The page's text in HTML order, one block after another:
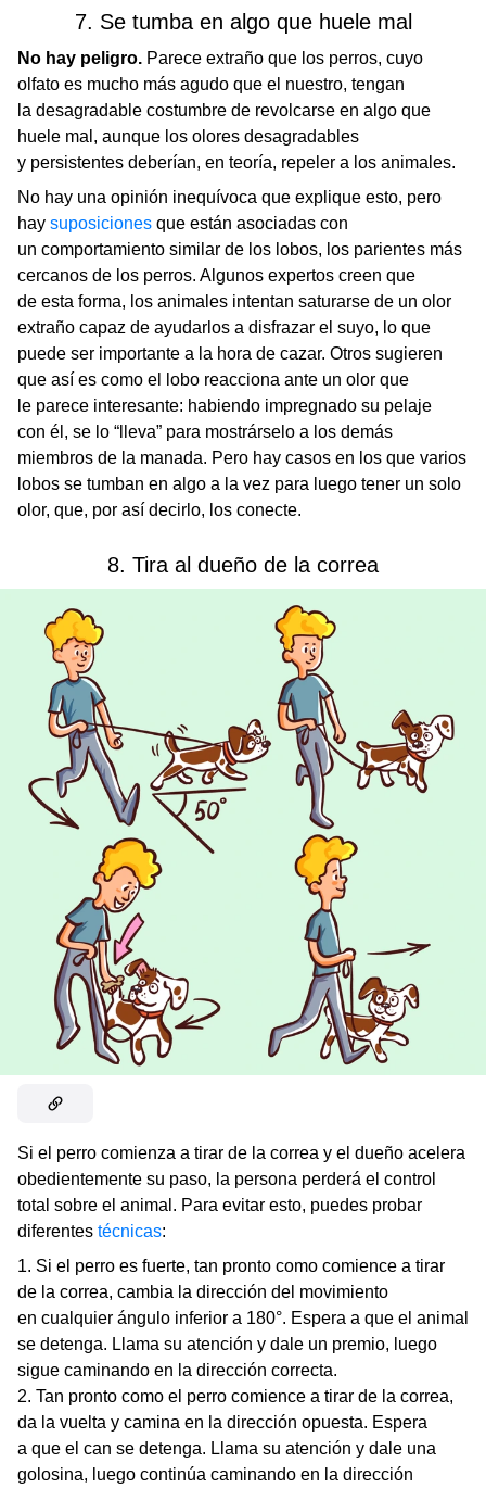
7. Se tumba en algo que huele mal
No hay peligro. Parece extraño que los perros, cuyo
olfato es mucho más agudo que el nuestro, tengan
la desagradable costumbre de revolcarse en algo que
huele mal, aunque los olores desagradables
y persistentes deberían, en teoría, repeler a los animales.
No hay una opinión inequívoca que explique esto, pero
hay suposiciones que están asociadas con
un comportamiento similar de los lobos, los parientes más
cercanos de los perros. Algunos expertos creen que
de esta forma, los animales intentan saturarse de un olor
extraño capaz de ayudarlos a disfrazar el suyo, lo que
puede ser importante a la hora de cazar. Otros sugieren
que así es como el lobo reacciona ante un olor que
le parece interesante: habiendo impregnado su pelaje
con él, se lo “lleva” para mostrárselo a los demás
miembros de la manada. Pero hay casos en los que varios
lobos se tumban en algo a la vez para luego tener un solo
olor, que, por así decirlo, los conecte.
8. Tira al dueño de la correa
Si el perro comienza a tirar de la correa y el dueño acelera
obedientemente su paso, la persona perderá el control
total sobre el animal. Para evitar esto, puedes probar
diferentes técnicas:
Si el perro es fuerte, tan pronto como comience a tirar
de la correa, cambia la dirección del movimiento
en cualquier ángulo inferior a 180°. Espera a que el animal
se detenga. Llama su atención y dale un premio, luego
sigue caminando en la dirección correcta.
Tan pronto como el perro comience a tirar de la correa,
da la vuelta y camina en la dirección opuesta. Espera
a que el can se detenga. Llama su atención y dale una
golosina, luego continúa caminando en la dirección